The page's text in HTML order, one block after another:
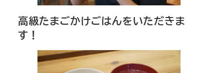
高級たまごかけごはんをいただきま
す！